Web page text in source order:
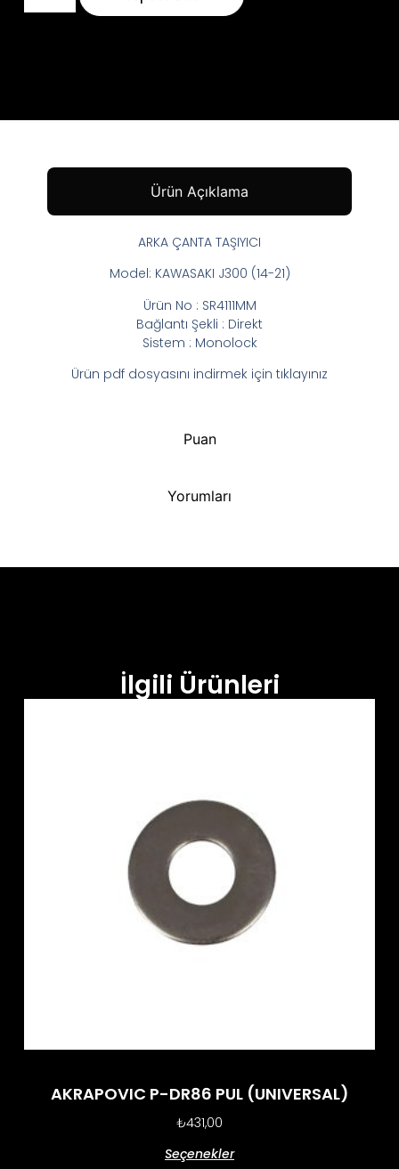
Ürün Açıklama
Puan
Yorumları
ARKA ÇANTA TAŞIYICI
Model: KAWASAKI J300 (14-21)
Ürün No : SR4111MM
Bağlantı Şekli : Direkt
Sistem : Monolock
Ürün pdf dosyasını indirmek için tıklayınız
İlgili Ürünleri
AKRAPOVIC P-DR86 PUL (UNIVERSAL)
₺431,00
Seçenekler